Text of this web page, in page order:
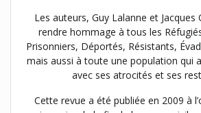
Les auteurs, Guy Lalanne et
rendre hommage à tous les
Prisonniers, Déportés, Résistants,
mais aussi à toute une population qui
avec ses atrocités et ses
Cette revue a été publiée en 2009 à